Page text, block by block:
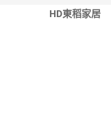
HD東稻家居